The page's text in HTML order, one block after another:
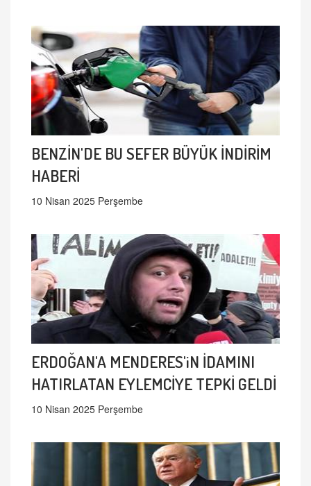
BENZİN'DE BU SEFER BÜYÜK İNDİRİM
HABERİ
10 Nisan 2025 Perşembe
ERDOĞAN'A MENDERES'iN İDAMINI
HATIRLATAN EYLEMCİYE TEPKİ GELDİ
10 Nisan 2025 Perşembe